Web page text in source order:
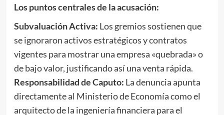
Los puntos centrales de la acusación:
Subvaluación Activa: Los gremios sostienen que
se ignoraron activos estratégicos y contratos
vigentes para mostrar una empresa «quebrada» o
de bajo valor, justificando así una venta rápida.
Responsabilidad de Caputo: La denuncia apunta
directamente al Ministerio de Economía como el
arquitecto de la ingeniería financiera para el